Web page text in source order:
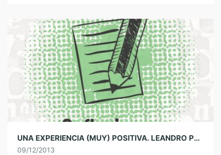
UNA EXPERIENCIA (MUY) POSITIVA. LEANDRO POZAS
09/12/2013